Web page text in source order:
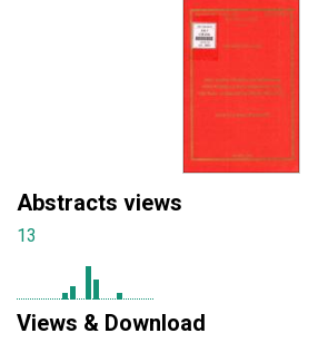
Abstracts views
13
Views & Download